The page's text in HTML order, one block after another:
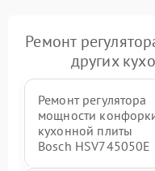
Ремонт
других
Ремонт регулятора
мощности
кухонной плиты
Bosch HSV745050E